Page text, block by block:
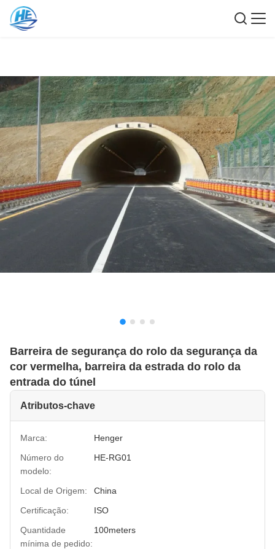
Barreira de segurança do rolo da segurança da
cor vermelha, barreira da estrada do rolo da
entrada do túnel
Atributos-chave
Marca:
Henger
Número do
modelo:
HE-RG01
Local de Origem:
China
Certificação:
ISO
Quantidade
mínima de pedido:
100meters